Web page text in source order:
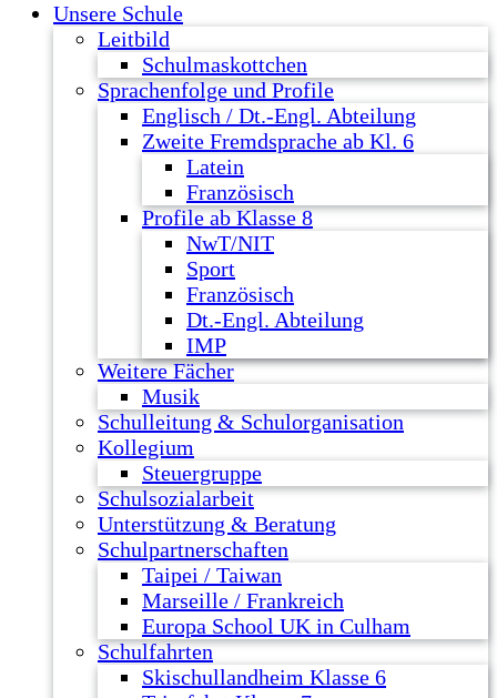
Unsere Schule
Leitbild
Schulmaskottchen
Sprachenfolge und Profile
Englisch / Dt.-Engl. Abteilung
Zweite Fremdsprache ab Kl. 6
Latein
Französisch
Profile ab Klasse 8
NwT/NIT
Sport
Französisch
Dt.-Engl. Abteilung
IMP
Weitere Fächer
Musik
Schulleitung & Schulorganisation
Kollegium
Steuergruppe
Schulsozialarbeit
Unterstützung & Beratung
Schulpartnerschaften
Taipei / Taiwan
Marseille / Frankreich
Europa School UK in Culham
Schulfahrten
Skischullandheim Klasse 6